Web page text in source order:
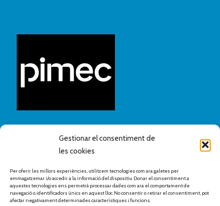
Gestionar el consentiment de
les cookies
Per oferir les millors experiències, utilitzem tecnologies com ara galetes per
emmagatzemar i/o accedir a la informació del dispositiu. Donar el consentiment a
aquestes tecnologies ens permetrà processar dades com ara el comportament de
navegació o identificadors únics en aquest lloc. No consentir o retirar el consentiment, pot
afectar negativament determinades característiques i funcions.